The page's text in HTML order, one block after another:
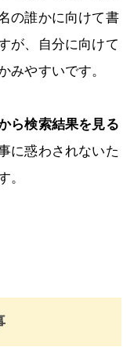
の誰かに向けて書
が、自分に向けて
みやすいです。
ら検索結果を見る
に惑わされないた
。